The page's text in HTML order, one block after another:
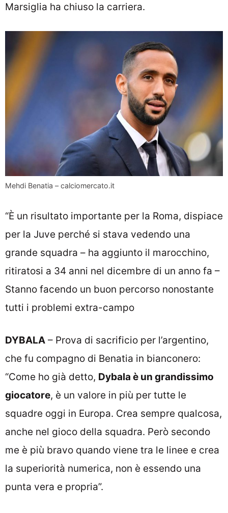
Marsiglia ha chiuso la carriera.
Mehdi Benatia – calciomercato.it
“È un risultato importante per la Roma, dispiace
per la Juve perché si stava vedendo una
grande squadra – ha aggiunto il marocchino,
ritiratosi a 34 anni nel dicembre di un anno fa –
Stanno facendo un buon percorso nonostante
tutti i problemi extra-campo
DYBALA – Prova di sacrificio per l’argentino,
che fu compagno di Benatia in bianconero:
“Come ho già detto, Dybala è un grandissimo
giocatore, è un valore in più per tutte le
squadre oggi in Europa. Crea sempre qualcosa,
anche nel gioco della squadra. Però secondo
me è più bravo quando viene tra le linee e crea
la superiorità numerica, non è essendo una
punta vera e propria”.